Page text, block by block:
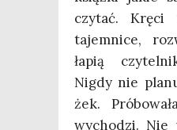
czy­tać. Krę­ci
tajem­ni­ce,
łapią
Nigdy nie
żek.
wycho­dzi.